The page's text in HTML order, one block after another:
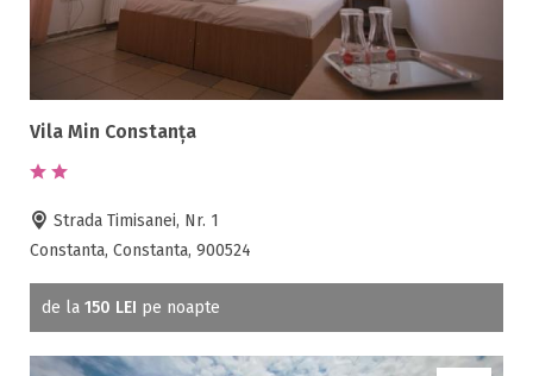
Vila Min Constanța
Strada Timisanei, Nr. 1
Constanta, Constanta, 900524
de la 150 LEI pe noapte